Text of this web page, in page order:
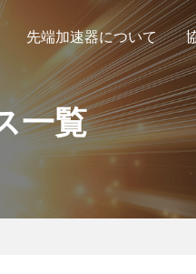
先端加速器について
協議会組織図
一覧